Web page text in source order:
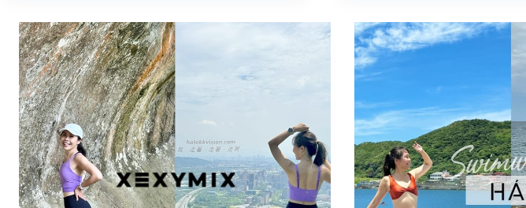
腰
背
救
星
V
Chair
航
空
級
合
金
工
用
兼
具
美
(瑜
珈
墊/
瑜
珈
環/
考
照
｜
Diversity
freediving
潛
城
自
由
潛
水，
東
水
考
照
｜
freediving
潛
城
自
由
潛
水，